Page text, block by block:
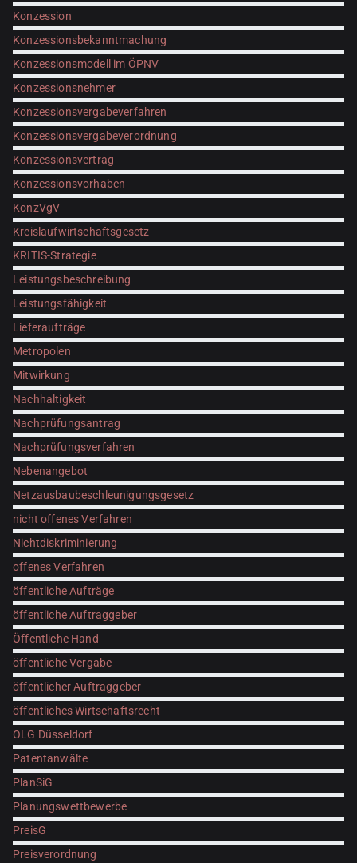
Konzession
Konzessionsbekanntmachung
Konzessionsmodell im ÖPNV
Konzessionsnehmer
Konzessionsvergabeverfahren
Konzessionsvergabeverordnung
Konzessionsvertrag
Konzessionsvorhaben
KonzVgV
Kreislaufwirtschaftsgesetz
KRITIS-Strategie
Leistungsbeschreibung
Leistungsfähigkeit
Lieferaufträge
Metropolen
Mitwirkung
Nachhaltigkeit
Nachprüfungsantrag
Nachprüfungsverfahren
Nebenangebot
Netzausbaubeschleunigungsgesetz
nicht offenes Verfahren
Nichtdiskriminierung
offenes Verfahren
öffentliche Aufträge
öffentliche Auftraggeber
Öffentliche Hand
öffentliche Vergabe
öffentlicher Auftraggeber
öffentliches Wirtschaftsrecht
OLG Düsseldorf
Patentanwälte
PlanSiG
Planungswettbewerbe
PreisG
Preisverordnung